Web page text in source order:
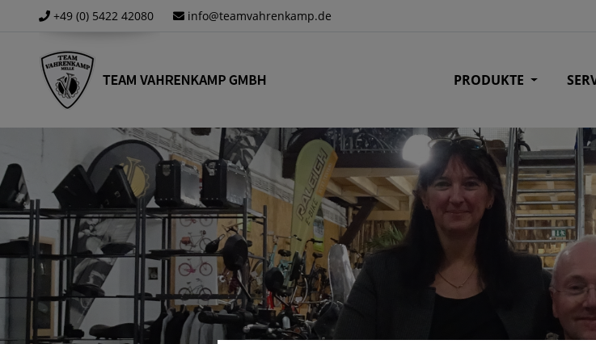
+49 (0) 5422 42080 info@teamvahrenkamp.de
PRODUKTE